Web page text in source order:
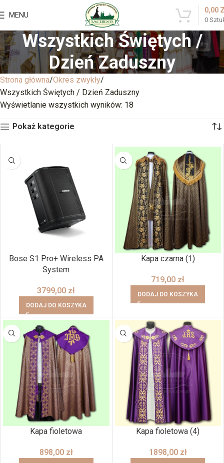
MENU
0
0,00
Wszystkich Świętych /
Dzień Zaduszny
Strona główna Okres zwykły
Wszystkich Świętych / Dzień Zaduszny
Wyświetlanie wszystkich wyników: 18
Pokaż kategorie
Bose S1 Pro+ Wireless PA
System
3799,00 zł
DODAJ DO KOSZYKA
Kapa czarna (1)
719,00 zł
DODAJ DO KOSZYKA
Kapa fioletowa
898,00 zł
Kapa fioletowa (4)
1898,00 zł